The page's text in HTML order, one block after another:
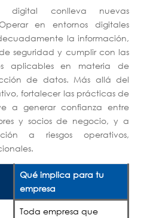
digital conlleva nuevas
en entornos digitales
la información,
seguridad y cumplir con las
aplicables en materia de
de datos. Más allá del
fortalecer las prácticas de
a generar confianza entre
y socios de negocio, y a
a riesgos operativos,
Qué implica para tu
empresa
Toda empresa que